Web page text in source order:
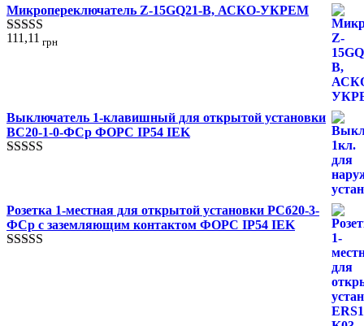
Микропереключатель Z-15GQ21-B, АСКО-УКРЕМ
Оценка5.00
111,11 грн
Выключатель 1-клавишный для открытой установки
ВС20-1-0-ФСр ФОРС IP54 IEK
Розетка 1-местная для открытой установки РСб20-3-
ФСр с заземляющим контактом ФОРС IP54 IEK